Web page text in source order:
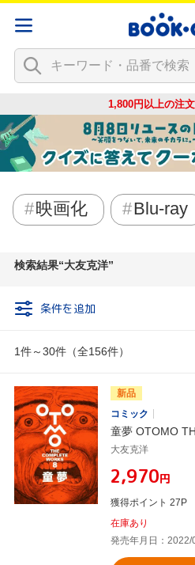
1,800円以上の注
映画化 Blu-ray
検索結果 大友克洋
条件を追加
1件～30件（全156件）
新品
コミック
童夢 OTOMO
大友克洋
¥2,970円
獲得ポイント 27P
在庫あり
発売年月日：2022/